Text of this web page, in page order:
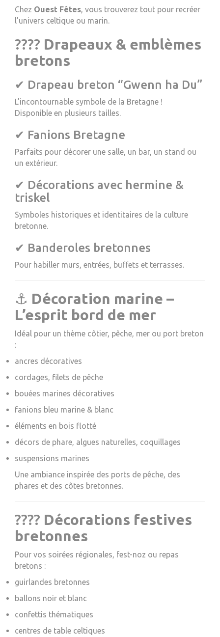
Chez Ouest Fêtes, vous trouverez tout pour recréer
l’univers celtique ou marin.
???? Drapeaux & emblèmes
bretons
✔ Drapeau breton “Gwenn ha Du”
L’incontournable symbole de la Bretagne !
Disponible en plusieurs tailles.
✔ Fanions Bretagne
Parfaits pour décorer une salle, un bar, un stand ou
un extérieur.
✔ Décorations avec hermine &
triskel
Symboles historiques et identitaires de la culture
bretonne.
✔ Banderoles bretonnes
Pour habiller murs, entrées, buffets et terrasses.
⚓ Décoration marine –
L’esprit bord de mer
Idéal pour un thème côtier, pêche, mer ou port breton
:
ancres décoratives
cordages, filets de pêche
bouées marines décoratives
fanions bleu marine & blanc
éléments en bois flotté
décors de phare, algues naturelles, coquillages
suspensions marines
Une ambiance inspirée des ports de pêche, des
phares et des côtes bretonnes.
???? Décorations festives
bretonnes
Pour vos soirées régionales, fest-noz ou repas
bretons :
guirlandes bretonnes
ballons noir et blanc
confettis thématiques
centres de table celtiques